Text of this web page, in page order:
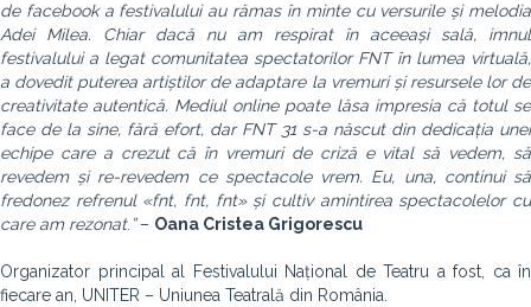
de facebook a festivalului au rămas în minte cu versurile și melodia
Adei Milea. Chiar dacă nu am respirat în aceeași sală, imnul
festivalului a legat comunitatea spectatorilor FNT în lumea virtuală,
a dovedit puterea artiștilor de adaptare la vremuri și resursele lor de
creativitate autentică. Mediul online poate lăsa impresia că totul se
face de la sine, fără efort, dar FNT 31 s-a născut din dedicația unei
echipe care a crezut că în vremuri de criză e vital să vedem, să
revedem și re-revedem ce spectacole vrem. Eu, una, continui să
fredonez refrenul «fnt, fnt, fnt» și cultiv amintirea spectacolelor cu
care am rezonat. ”– Oana Cristea Grigorescu
Organizator principal al Festivalului Național de Teatru a fost, ca în
fiecare an, UNITER – Uniunea Teatrală din România.